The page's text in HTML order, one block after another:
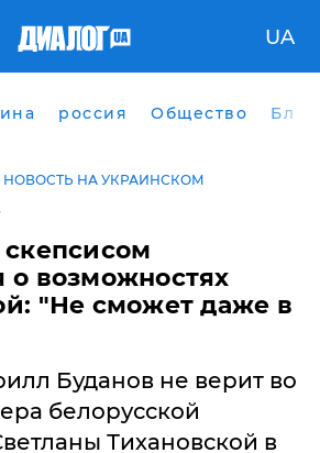
UA
россия Общество
НОВОСТЬ НА УКРАИНСКОМ
о возможностях
"Не сможет даже в
Буданов не верит во
белорусской
Тихановской в